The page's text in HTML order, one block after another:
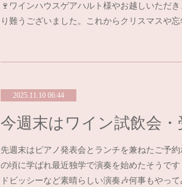
🍷ワインハウスゲアハルト様やお越しいただ
り難うございました。これからクリスマスや
2025.11.10 06:44
先週末はピアノ発表会とランチを兼ねたご予
の頃に学ばれ最近独学で演奏を始めたそうで
ドビッシーなど素晴らしい演奏🎶何事もやっ